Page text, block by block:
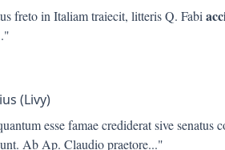
freto in Italiam traiecit, litteris Q. Fabi
(Livy)
esse famae crediderat sive senatus
Ab Ap. Claudio praetore..."